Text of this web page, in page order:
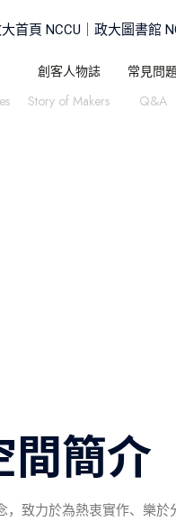
首頁 NCCU｜ 政大圖書館
創客人物誌
Story of Makers
常見問
Q&A
間簡介
，致力於為熱衷實作、樂於